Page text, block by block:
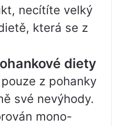
necítíte velký
která se z
diety
z pohanky
své nevýhody.
mono-